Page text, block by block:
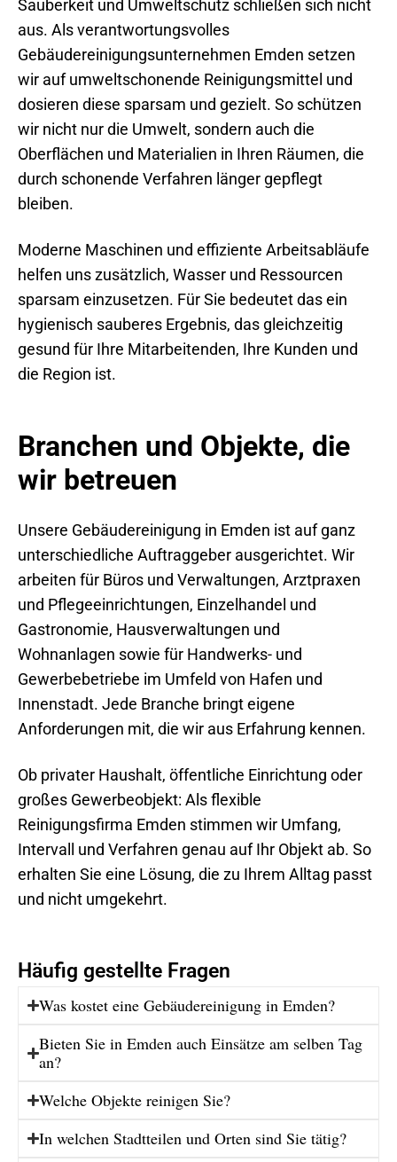
Sauberkeit und Umweltschutz schließen sich nicht
aus. Als verantwortungsvolles
Gebäudereinigungsunternehmen Emden setzen
wir auf umweltschonende Reinigungsmittel und
dosieren diese sparsam und gezielt. So schützen
wir nicht nur die Umwelt, sondern auch die
Oberflächen und Materialien in Ihren Räumen, die
durch schonende Verfahren länger gepflegt
bleiben.
Moderne Maschinen und effiziente Arbeitsabläufe
helfen uns zusätzlich, Wasser und Ressourcen
sparsam einzusetzen. Für Sie bedeutet das ein
hygienisch sauberes Ergebnis, das gleichzeitig
gesund für Ihre Mitarbeitenden, Ihre Kunden und
die Region ist.
Branchen und Objekte, die
wir betreuen
Unsere Gebäudereinigung in Emden ist auf ganz
unterschiedliche Auftraggeber ausgerichtet. Wir
arbeiten für Büros und Verwaltungen, Arztpraxen
und Pflegeeinrichtungen, Einzelhandel und
Gastronomie, Hausverwaltungen und
Wohnanlagen sowie für Handwerks- und
Gewerbebetriebe im Umfeld von Hafen und
Innenstadt. Jede Branche bringt eigene
Anforderungen mit, die wir aus Erfahrung kennen.
Ob privater Haushalt, öffentliche Einrichtung oder
großes Gewerbeobjekt: Als flexible
Reinigungsfirma Emden stimmen wir Umfang,
Intervall und Verfahren genau auf Ihr Objekt ab. So
erhalten Sie eine Lösung, die zu Ihrem Alltag passt
und nicht umgekehrt.
Häufig gestellte Fragen
Was kostet eine Gebäudereinigung in Emden?
Bieten Sie in Emden auch Einsätze am selben Tag
an?
Welche Objekte reinigen Sie?
In welchen Stadtteilen und Orten sind Sie tätig?